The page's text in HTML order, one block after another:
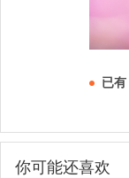
已有
你可能还喜欢